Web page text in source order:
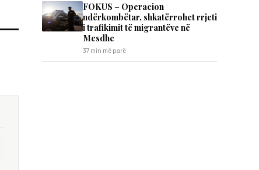
FOKUS – Operacion
ndërkombëtar, shkatërrohet rrjeti
i trafikimit të migrantëve në
Mesdhe
37 min më parë